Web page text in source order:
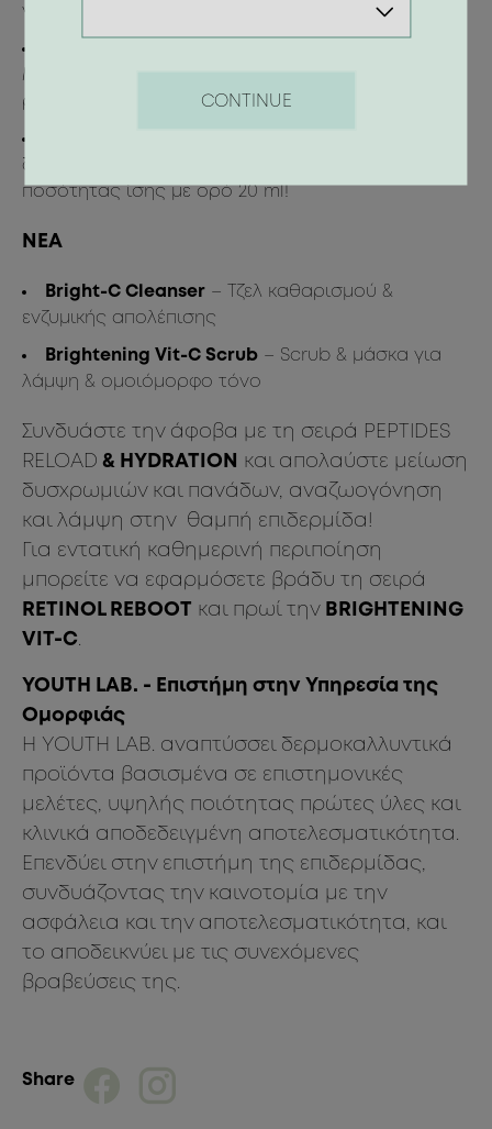
για αίσθηση δροσιάς & αποσυμφόρηση
Μείωση μαύρων κύκλων & πρηξίματος, λείανση
ρυτίδων & φωτεινότητα
δροσιάς & αναζωογόνησης με διάλυμα
ποσότητας ίσης με ορό 20 ml!
ΝΕΑ
Bright-C Cleanser – Τζελ καθαρισμού &
ενζυμικής απολέπισης
Brightening Vit-C Scrub – Scrub & μάσκα για
λάμψη & ομοιόμορφο τόνο
Συνδυάστε την άφοβα με τη σειρά PEPTIDES
RELOAD & HYDRATION
και απολαύστε μείωση
δυσχρωμιών και πανάδων, αναζωογόνηση
και λάμψη στην θαμπή επιδερμίδα!
Για εντατική καθημερινή περιποίηση
μπορείτε να εφαρμόσετε βράδυ τη σειρά
RETINOL REBOOT και πρωί την BRIGHTENING
VIT-C
YOUTH LAB. - Επιστήμη στην Υπηρεσία της
Ομορφιάς
Η YOUTH LAB. αναπτύσσει δερμοκαλλυντικά
προϊόντα βασισμένα σε επιστημονικές
μελέτες, υψηλής ποιότητας πρώτες ύλες και
κλινικά αποδεδειγμένη αποτελεσματικότητα.
Επενδύει στην επιστήμη της επιδερμίδας,
συνδυάζοντας την καινοτομία με την
ασφάλεια και την αποτελεσματικότητα, και
το αποδεικνύει με τις συνεχόμενες
βραβεύσεις της.
Share
CONTINUE